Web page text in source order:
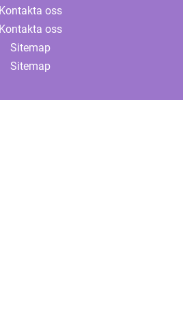
Kontakta oss
Kontakta oss
Sitemap
Sitemap